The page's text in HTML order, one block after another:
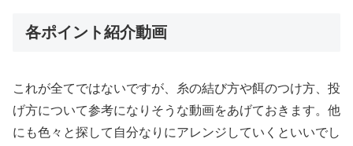
各ポイント紹介動画
これが全てではないですが、糸の結び方や餌のつけ方、投
げ方について参考になりそうな動画をあげておきます。他
にも色々と探して自分なりにアレンジしていくといいでし